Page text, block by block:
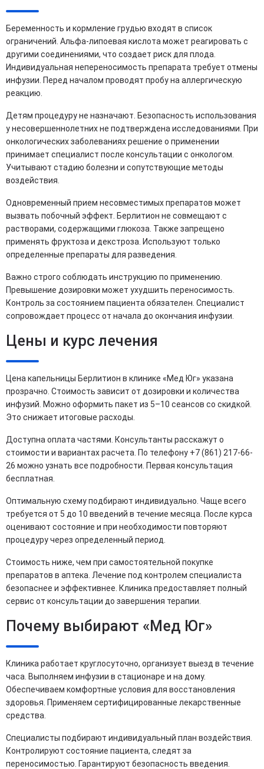
Беременность и кормление грудью входят в список
ограничений. Альфа-липоевая кислота может реагировать с
другими соединениями, что создает риск для плода.
Индивидуальная непереносимость препарата требует отмены
инфузии. Перед началом проводят пробу на аллергическую
реакцию.
Детям процедуру не назначают. Безопасность использования
у несовершеннолетних не подтверждена исследованиями. При
онкологических заболеваниях решение о применении
принимает специалист после консультации с онкологом.
Учитывают стадию болезни и сопутствующие методы
воздействия.
Одновременный прием несовместимых препаратов может
вызвать побочный эффект. Берлитион не совмещают с
растворами, содержащими глюкоза. Также запрещено
применять фруктоза и декстроза. Используют только
определенные препараты для разведения.
Важно строго соблюдать инструкцию по применению.
Превышение дозировки может ухудшить переносимость.
Контроль за состоянием пациента обязателен. Специалист
сопровождает процесс от начала до окончания инфузии.
Цены и курс лечения
Цена капельницы Берлитион в клинике «Мед Юг» указана
прозрачно. Стоимость зависит от дозировки и количества
инфузий. Можно оформить пакет из 5–10 сеансов со скидкой.
Это снижает итоговые расходы.
Доступна оплата частями. Консультанты расскажут о
стоимости и вариантах расчета. По телефону +7 (861) 217-66-
26 можно узнать все подробности. Первая консультация
бесплатная.
Оптимальную схему подбирают индивидуально. Чаще всего
требуется от 5 до 10 введений в течение месяца. После курса
оценивают состояние и при необходимости повторяют
процедуру через определенный период.
Стоимость ниже, чем при самостоятельной покупке
препаратов в аптека. Лечение под контролем специалиста
безопаснее и эффективнее. Клиника предоставляет полный
сервис от консультации до завершения терапии.
Почему выбирают «Мед Юг»
Клиника работает круглосуточно, организует выезд в течение
часа. Выполняем инфузии в стационаре и на дому.
Обеспечиваем комфортные условия для восстановления
здоровья. Применяем сертифицированные лекарственные
средства.
Специалисты подбирают индивидуальный план воздействия.
Контролируют состояние пациента, следят за
переносимостью. Гарантируют безопасность введения.